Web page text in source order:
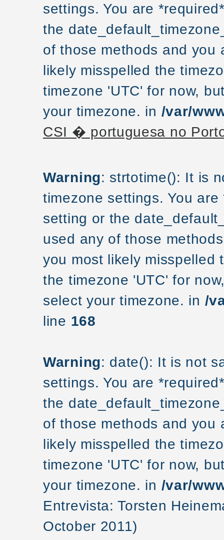
settings. You are
the
of those methods and you
likely misspelled the
timezone 'UTC' for now,
your timezone. in /var/
CSI � portuguesa no
Warning: strtotime(): It is
timezone settings. You
setting or the
used any of those
you most likely misspelled
the timezone 'UTC' for
select your timezone. in /
line 168
Warning: date(): It is not
settings. You are
the
of those methods and you
likely misspelled the
timezone 'UTC' for now,
your timezone. in /var/
Entrevista: Torsten
October 2011)